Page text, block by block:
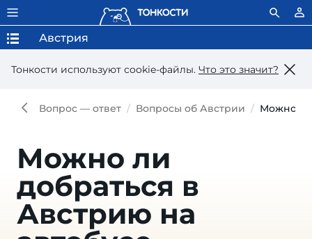
Тонкости используют сookie-файлы. Что это значит?
Австрия
Вопрос — ответ Вопросы об Австрии Можно ли
Можно ли
добраться в
Австрию на